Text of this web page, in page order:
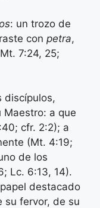
: un trozo de
con petra,
7:24, 25;
discípulos,
a que
cfr. 2:2); a
(Mt. 4:19;
de los
Lc. 6:13, 14).
destacado
su fervor, de su